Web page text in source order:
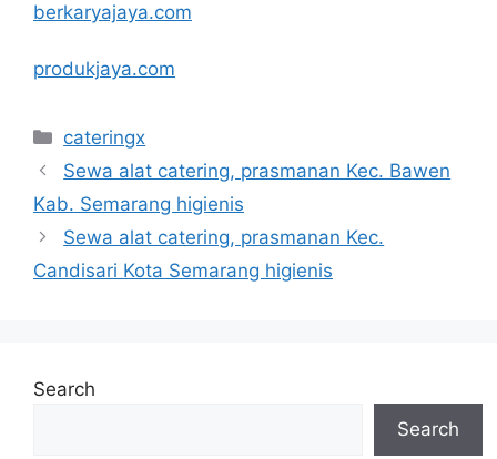
berkaryajaya.com
produkjaya.com
Categories
cateringx
Sewa alat catering, prasmanan Kec. Bawen
Kab. Semarang higienis
Sewa alat catering, prasmanan Kec.
Candisari Kota Semarang higienis
Search
Search